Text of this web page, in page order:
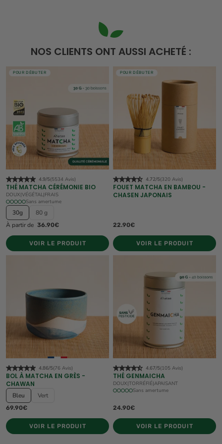
NOS CLIENTS ONT AUSSI ACHETÉ :
POUR DÉBUTER
4.9/5(5534 Avis)
THÉ MATCHA CÉRÉMONIE BIO
DOUX|VÉGÉTAL|FRAIS
Sans amertume
30g
80 g
À partir de 36.90€
VOIR LE PRODUIT
POUR DÉBUTER
4.72/5(320 Avis)
FOUET MATCHA EN BAMBOU -
CHASEN JAPONAIS
22.90€
VOIR LE PRODUIT
4.86/5(76 Avis)
BOL À MATCHA EN GRÈS -
CHAWAN
Bleu Vert
69.90€
VOIR LE PRODUIT
4.67/5(105 Avis)
THÉ GENMAICHA
DOUX|TORRÉFIÉ|APAISANT
Sans amertume
24.90€
VOIR LE PRODUIT